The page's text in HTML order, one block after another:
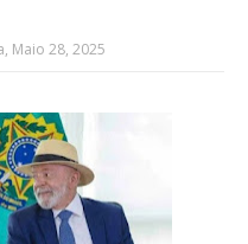
Maio 28, 2025